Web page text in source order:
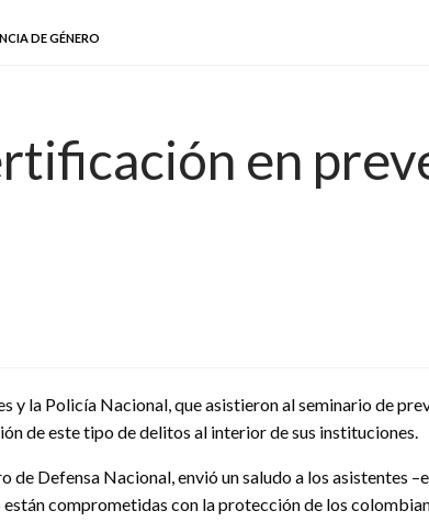
DE GÉNERO
en
la Policía Nacional, que asistieron al seminario de
de este tipo de delitos al interior de sus instituciones.
Defensa Nacional, envió un saludo a los asistentes
comprometidas con la protección de los